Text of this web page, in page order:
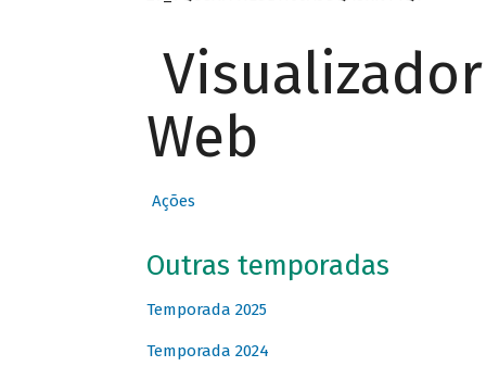
Web
Ações
Outras temporadas
Temporada 2025
Temporada 2024